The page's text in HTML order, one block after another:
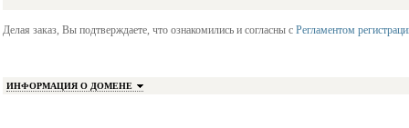
Делая заказ, Вы подтверждаете, что ознакомились и согласны с Регламентом
ИНФОРМАЦИЯ О ДОМЕНЕ